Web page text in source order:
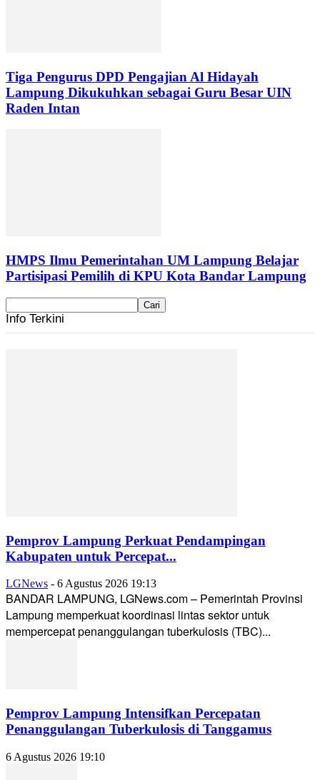
Tiga Pengurus DPD Pengajian Al Hidayah
Lampung Dikukuhkan sebagai Guru Besar UIN
Raden Intan
HMPS Ilmu Pemerintahan UM Lampung Belajar
Partisipasi Pemilih di KPU Kota Bandar Lampung
Info Terkini
Pemprov Lampung Perkuat Pendampingan
Kabupaten untuk Percepat...
LGNews - 6 Agustus 2026 19:13
BANDAR LAMPUNG, LGNews.com – Pemerintah Provinsi
Lampung memperkuat koordinasi lintas sektor untuk
mempercepat penanggulangan tuberkulosis (TBC)...
Pemprov Lampung Intensifkan Percepatan
Penanggulangan Tuberkulosis di Tanggamus
6 Agustus 2026 19:10